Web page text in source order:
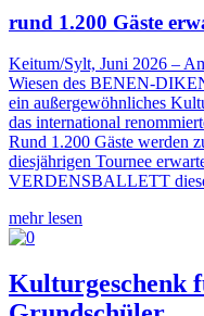
rund 1.200 Gäste
Keitum/Sylt, Juni 2026 –
Wiesen des BENEN-
ein außergewöhnliches
das international
Rund 1.200 Gäste werden
diesjährigen Tournee
VERDENSBALLETT
mehr lesen
Kulturgeschenk